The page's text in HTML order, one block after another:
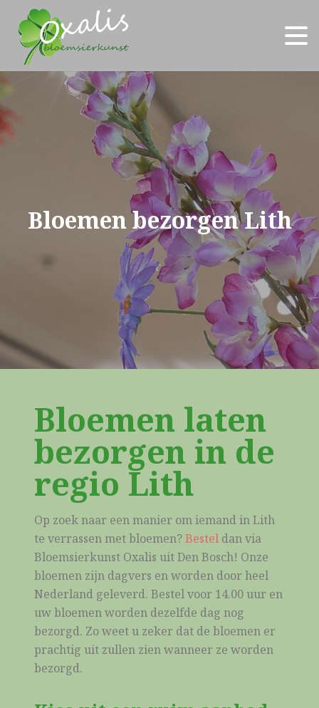
Bloemen bezorgen Lith
Bloemen laten
bezorgen in de
regio Lith
Op zoek naar een manier om iemand in Lith
te verrassen met bloemen?Bestel dan via
Bloemsierkunst Oxalis uit Den Bosch! Onze
bloemen zijn dagvers en worden door heel
Nederland geleverd. Bestel voor 14.00 uur en
uw bloemen worden dezelfde dag nog
bezorgd. Zo weet u zeker dat de bloemen er
prachtig uit zullen zien wanneer ze worden
bezorgd.